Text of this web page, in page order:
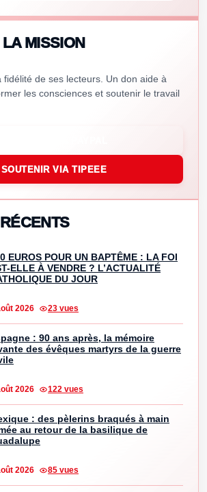
MISSION
fidélité de ses lecteurs. Un don aide à
les consciences et soutenir le travail
SOUTENIR VIA TIPEEE
EUROS POUR UN BAPTÊME : LA FOI
ELLE À VENDRE ? L’ACTUALITÉ
DU JOUR
2026 23 vues
: 90 ans après, la mémoire
des évêques martyrs de la guerre
2026 122 vues
: des pèlerins braqués à main
au retour de la basilique de
2026 85 vues